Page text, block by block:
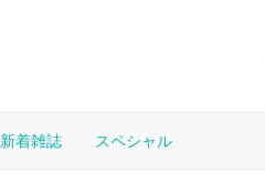
新着雑誌 スペシャル